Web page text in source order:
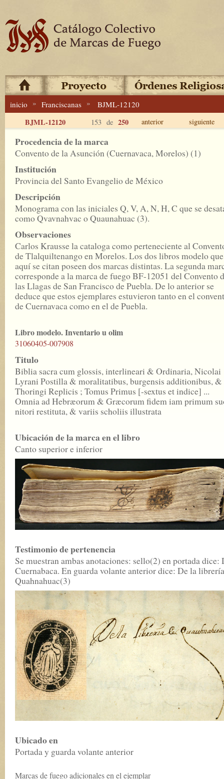
inicio » Franciscanas » BJML-12120
BJML-12120 153 de 250 anterior siguiente
Procedencia de la marca
Convento de la Asunción (Cuernavaca, Morelos) (1)
Institución
Provincia del Santo Evangelio de México
Descripción
Monograma con las iniciales Q, V, A, N, H, C que se
como Qvavnahvac o Quaunahuac (3).
Observaciones
Carlos Krausse la cataloga como perteneciente al
de Tlalquiltenango en Morelos. Los dos libros modelo que
aquí se citan poseen dos marcas distintas. La segunda
corresponde a la marca de fuego BF-12051 del Convento
las Llagas de San Francisco de Puebla. De lo anterior se
deduce que estos ejemplares estuvieron tanto en el
de Cuernavaca como en el de Puebla.
Libro modelo. Inventario u olim
31060405-007908
Titulo
Biblia sacra cum glossis, interlineari & Ordinaria, Nicolai
Lyrani Postilla & moralitatibus, burgensis additionibus, &
Thoringi Replicis ; Tomus Primus [-sextus et indice] ...
Omnia ad Hebræorum & Græcorum fidem iam primum
nitori restituta, & variis scholiis illustrata
Ubicación de la marca en el libro
Canto superior e inferior
Testimonio de pertenencia
Se muestran ambas anotaciones: sello(2) en portada dice:
Cuernabaca. En guarda volante anterior dice: De la
Quahnahuac(3)
Ubicado en
Portada y guarda volante anterior
Marcas de fuego adicionales en el ejemplar